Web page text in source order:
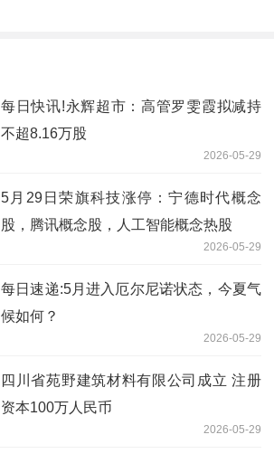
每日快讯!永辉超市：高管罗雯霞拟减持
不超8.16万股
2026-05-29
5月29日荣旗科技涨停：宁德时代概念
股，腾讯概念股，人工智能概念热股
2026-05-29
每日速递:5月进入厄尔尼诺状态，今夏气
候如何？
2026-05-29
四川省苑野建筑材料有限公司成立 注册
资本100万人民币
2026-05-29